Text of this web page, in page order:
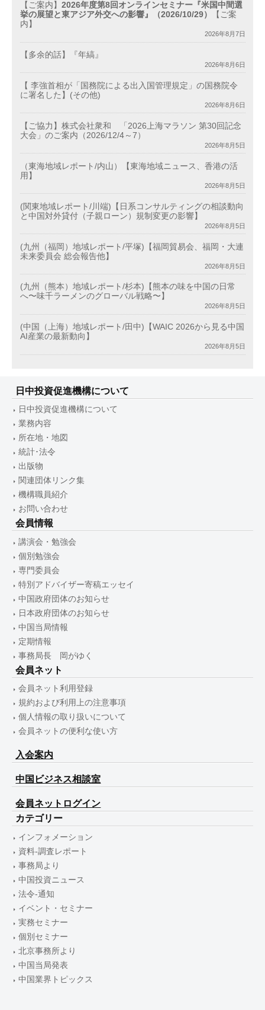
【ご案内】 2026年度第8回オンラインセミナー『米国中間選
挙の展望と東アジア外交への影響』（2026/10/29）
【ご案
内】
2026年8月7日
【多余的話】『年縞』
2026年8月6日
【 李強首相が「国務院による出入国管理規定」の国務院令
に署名した】(その他)
2026年8月6日
【ご協力】株式会社衆和 「2026上海マラソン 第30回記念
大会」のご案内（2026/12/4～7）
2026年8月5日
（東海地域レポート/内山）【東海地域ニュース、香港の活
用】
2026年8月5日
(関東地域レポート/川端)【日系コンサルティングの相談動向
と中国対外貸付（子親ローン）規制変更の影響】
2026年8月5日
(九州（福岡）地域レポート/平塚)【福岡貿易会、福岡・大連
未来委員会 総会報告他】
2026年8月5日
(九州（熊本）地域レポート/杉本)【熊本の味を中国の日常
へ〜味千ラーメンのグローバル戦略〜】
2026年8月5日
(中国（上海）地域レポート/田中)【WAIC 2026から見る中国
AI産業の最新動向】
2026年8月5日
日中投資促進機構について
日中投資促進機構について
業務内容
所在地・地図
統計･法令
出版物
関連団体リンク集
機構職員紹介
お問い合わせ
会員情報
講演会・勉強会
個別勉強会
専門委員会
特別アドバイザー寄稿エッセイ
中国政府団体のお知らせ
日本政府団体のお知らせ
中国当局情報
定期情報
事務局長 岡がゆく
会員ネット
会員ネット利用登録
規約および利用上の注意事項
個人情報の取り扱いについて
会員ネットの便利な使い方
入会案内
中国ビジネス相談室
会員ネットログイン
カテゴリー
インフォメーション
資料-調査レポート
事務局より
中国投資ニュース
法令-通知
イベント・セミナー
実務セミナー
個別セミナー
北京事務所より
中国当局発表
中国業界トピックス